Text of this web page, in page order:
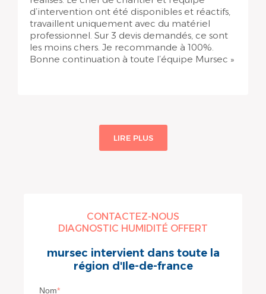
d’intervention ont été disponibles et réactifs,
travaillent uniquement avec du matériel
professionnel. Sur 3 devis demandés, ce sont
les moins chers. Je recommande à 100%.
Bonne continuation à toute l’équipe Mursec »
LIRE PLUS
CONTACTEZ-NOUS
DIAGNOSTIC HUMIDITÉ OFFERT
mursec intervient dans toute la
région d'Ile-de-france